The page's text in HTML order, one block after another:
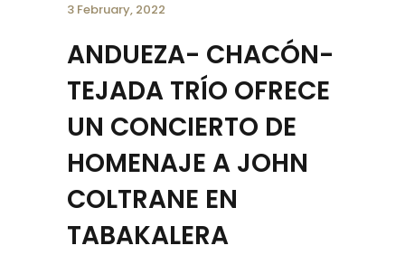
3 February, 2022
ANDUEZA- CHACÓN-
TEJADA TRÍO OFRECE
UN CONCIERTO DE
HOMENAJE A JOHN
COLTRANE EN
TABAKALERA